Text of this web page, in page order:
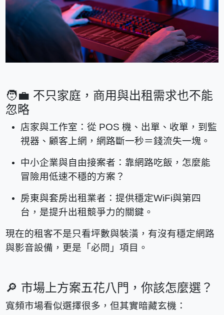
🧑‍💼 不只家庭，商用與出租需求也不能
忽略
店家與工作室：從 POS 機、出單、收單，到監
視器、顧客上網，網路斷一秒＝錢流失一塊。
中小企業與自由接案者：靠網路吃飯，怎麼能
冒險用低速不穩的方案？
房東與套房出租業者：提供穩定WiFi與第四
台，是提升出租競爭力的關鍵。
現在的租客不是只看坪數與裝潢，有沒有穩定網路
與影音設備，更是「必問」項目。
🔎 市場上方案五花八門，你該怎麼選？
寬頻市場看似選擇很多，但其實暗藏玄機：